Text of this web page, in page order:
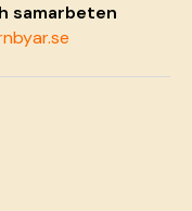
samarbeten